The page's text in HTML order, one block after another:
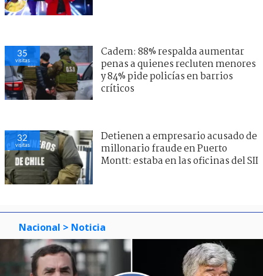
35
visitas
Cadem: 88% respalda aumentar
penas a quienes recluten menores
y 84% pide policías en barrios
críticos
32
visitas
Detienen a empresario acusado de
millonario fraude en Puerto
Montt: estaba en las oficinas del SII
Nacional > Noticia